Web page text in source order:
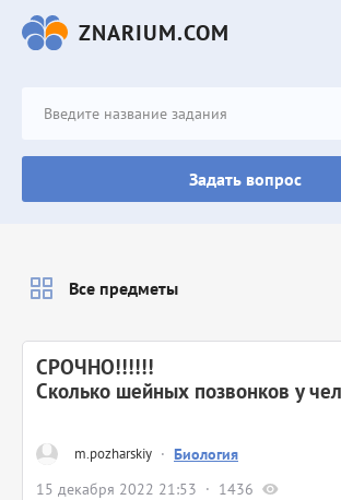
ZNARIUM.COM
Задать вопрос
m.pozharskiy · Биология
15 декабря 2022 21:53
1436
СРОЧНО!!!!!!
Сколько шейных позвонков у
Все предметы